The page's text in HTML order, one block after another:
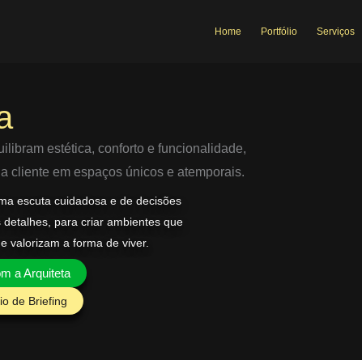
Home Portfólio Serviços
estética, conforto e funcionalidade,
cliente em espaços únicos e atemporais.
escuta cuidadosa e de decisões
para criar ambientes que
valorizam a forma de viver.
a Arquiteta
de Briefing